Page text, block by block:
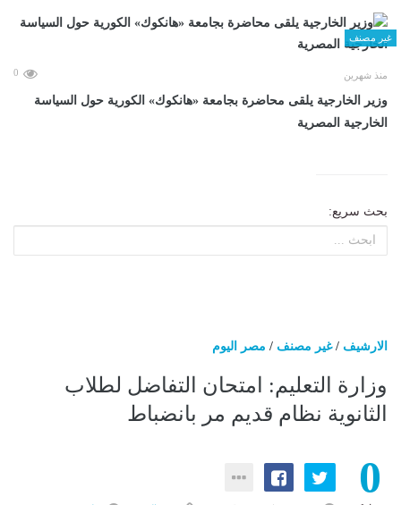
غير مصنف
منذ شهرين 0
وزير الخارجية يلقى محاضرة بجامعة «هانكوك» الكورية حول السياسة
الخارجية المصرية
بحث سريع:
الارشيف /غير مصنف / مصر اليوم
وزارة التعليم: امتحان التفاضل لطلاب
الثانوية نظام قديم مر بانضباط
0